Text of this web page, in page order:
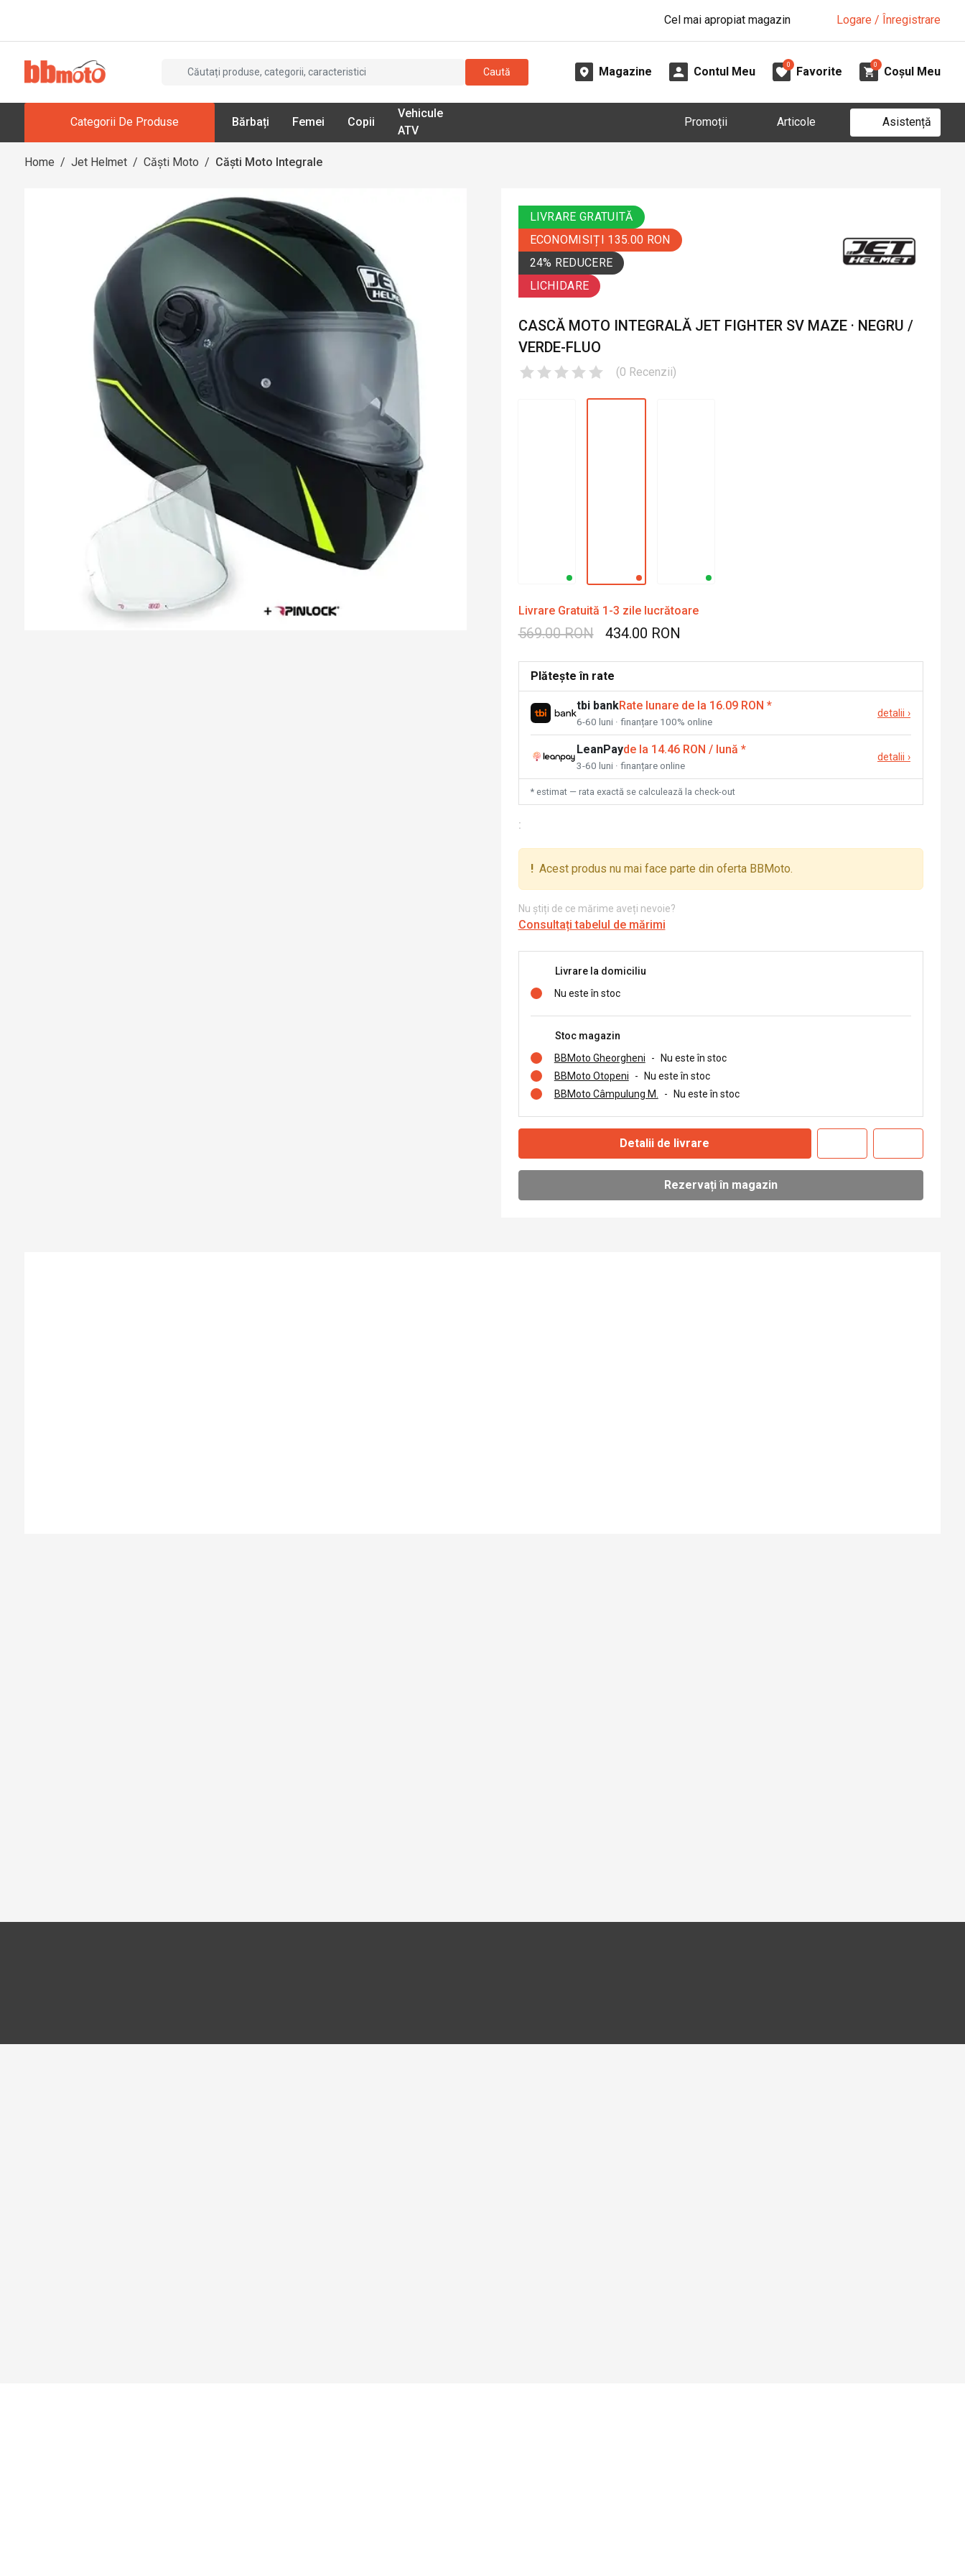
Cel mai apropiat magazin Logare / Înregistrare
Caută Magazine Contul Meu
0
Favorite
0
Coșul Meu
Categorii De Produse Bărbați Femei Copii
Vehicule
ATV
Promoții Articole Asistență
Home / Jet Helmet / Căști Moto / Căști Moto Integrale
LIVRARE GRATUITĂ
ECONOMISIȚI 135.00 RON
24% REDUCERE
LICHIDARE
CASCĂ MOTO INTEGRALĂ JET FIGHTER SV MAZE · NEGRU /
VERDE-FLUO
(0 Recenzii)
Livrare Gratuită 1-3 zile lucrătoare
569.00 RON 434.00 RON
Plătește în rate
tbi bankRate lunare de la 16.09 RON *
6-60 luni · finanțare 100% online
detalii ›
LeanPayde la 14.46 RON / lună *
3-60 luni · finanțare online
detalii ›
* estimat — rata exactă se calculează la check-out
:
! Acest produs nu mai face parte din oferta BBMoto.
Nu știți de ce mărime aveți nevoie?
Consultați tabelul de mărimi
Livrare la domiciliu
Nu este în stoc
Stoc magazin
BBMoto Gheorgheni
- Nu este în stoc
BBMoto Otopeni
- Nu este în stoc
BBMoto Câmpulung M.
- Nu este în stoc
Detalii de livrare
Rezervați în magazin